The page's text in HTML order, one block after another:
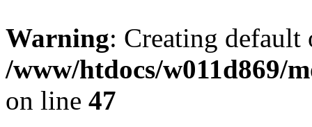
Warning: Creating
/www/htdocs/w011d869/
on line 47